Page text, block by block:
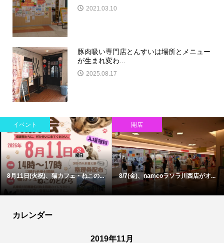
2021.03.10
豚肉吸い専門店とんすいは場所とメニュー
が生まれ変わ...
2025.08.17
イベント
8月11日(火祝)、猫カフェ・ねこの...
開店
8/7(金)、namcoラソラ川西店がオ...
カレンダー
2019年11月